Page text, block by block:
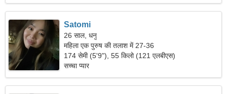
Satomi
26 साल, धनु
महिला एक पुरुष की तलाश में 27-36
174 सेमी (5'9"), 55 किलो (121 एलबीएस)
सच्चा प्यार